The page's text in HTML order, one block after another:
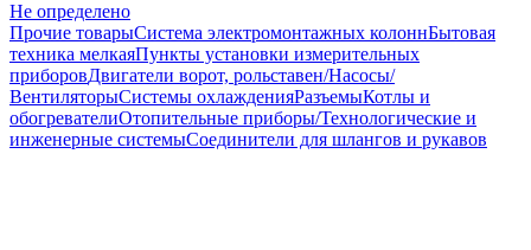
Не определено
Прочие товарыСистема электромонтажных колоннБытовая
техника мелкаяПункты установки измерительных
приборовДвигатели ворот, рольставен/Насосы/
ВентиляторыСистемы охлажденияРазъемыКотлы и
обогревателиОтопительные приборы/Технологические и
инженерные системыСоединители для шлангов и рукавов